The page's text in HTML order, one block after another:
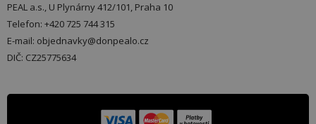
PEAL a.s., U Plynárny 412/101, Praha 10
Telefon: +420 725 744 315
E-mail: objednavky@donpealo.cz
DIČ: CZ25775634